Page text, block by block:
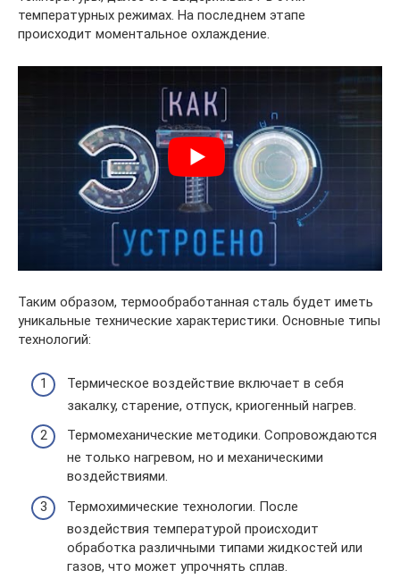
температурных режимах. На последнем этапе
происходит моментальное охлаждение.
Таким образом, термообработанная сталь будет иметь
уникальные технические характеристики. Основные типы
технологий:
Термическое воздействие включает в себя
закалку, старение, отпуск, криогенный нагрев.
Термомеханические методики. Сопровождаются
не только нагревом, но и механическими
воздействиями.
Термохимические технологии. После
воздействия температурой происходит
обработка различными типами жидкостей или
газов, что может упрочнять сплав.